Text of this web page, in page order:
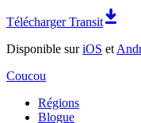
Télécharger Transit
Disponible suriOS et
Coucou
Régions
Blogue